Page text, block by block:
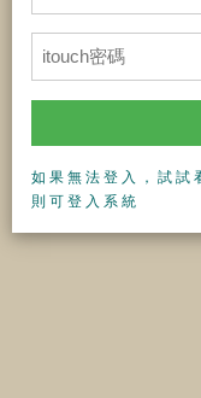
如果無法登入，試試
則可登入系統